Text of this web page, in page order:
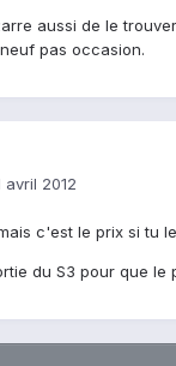
aussi de le
pas occasion.
avril 2012
c'est le prix si tu
du S3 pour que le